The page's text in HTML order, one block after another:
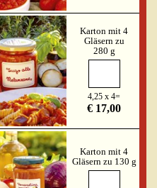
Karton mit 4
Gläsern zu
280 g
4,25 x 4=
€ 17,00
Karton mit 4
Gläsern zu 130 g